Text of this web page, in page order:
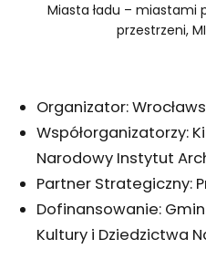
Miasta ładu – miastami
przestrzeni,
Organizator:
Współorganizatorzy:
Narodowy Instytut
Partner Strategiczny:
Dofinansowanie:
Kultury i Dziedzictwa